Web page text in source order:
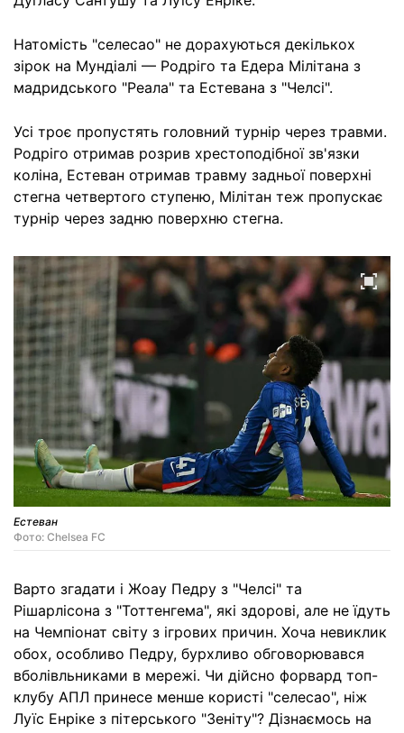
Натомість "селесао" не дорахуються декількох
зірок на Мундіалі — Родріго та Едера Мілітана з
мадридського "Реала" та Естевана з "Челсі".
Усі троє пропустять головний турнір через травми.
Родріго отримав розрив хрестоподібної зв'язки
коліна, Естеван отримав травму задньої поверхні
стегна четвертого ступеню, Мілітан теж пропускає
турнір через задню поверхню стегна.
Естеван
Фото: Chelsea FC
Варто згадати і Жоау Педру з "Челсі" та
Рішарлісона з "Тоттенгема", які здорові, але не їдуть
на Чемпіонат світу з ігрових причин. Хоча невиклик
обох, особливо Педру, бурхливо обговорювався
вболівльниками в мережі. Чи дійсно форвард топ-
клубу АПЛ принесе менше користі "селесао", ніж
Луїс Енріке з пітерського "Зеніту"? Дізнаємось на